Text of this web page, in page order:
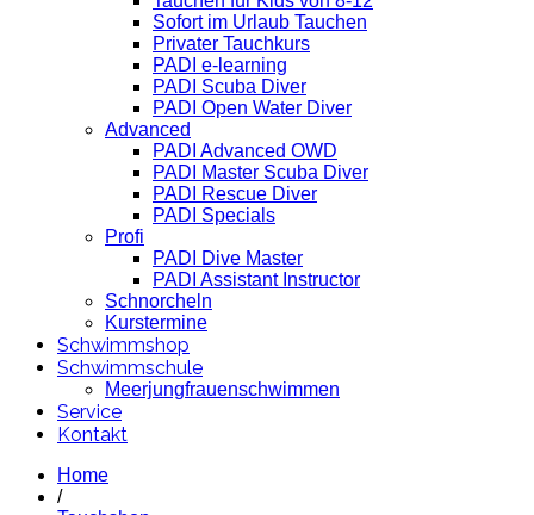
Sofort im Urlaub Tauchen
Privater Tauchkurs
PADI e-learning
PADI Scuba Diver
PADI Open Water Diver
Advanced
PADI Advanced OWD
PADI Master Scuba Diver
PADI Rescue Diver
PADI Specials
Profi
PADI Dive Master
PADI Assistant Instructor
Schnorcheln
Kurstermine
Schwimmshop
Schwimmschule
Meerjungfrauenschwimmen
Service
Kontakt
Home
/